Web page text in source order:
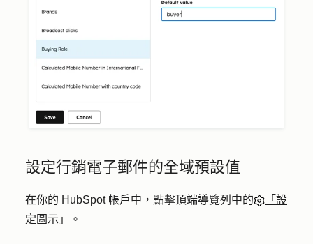
設定行銷電子郵件的全域預設值
在你的 HubSpot 帳戶中，點擊頂端導覽列中的
「設
定圖示」
。